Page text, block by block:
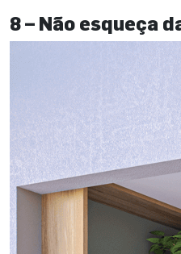
8 – Não esqueça